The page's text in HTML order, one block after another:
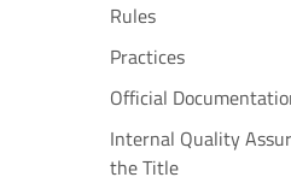
Rules
Practices
Official
Internal Quality
the Title